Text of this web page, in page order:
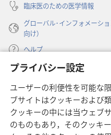
プライバシー設定
ユーザーの利便性を可能な
ブサイトはクッキーおよび
クッキーの中には当ウェブ
のものもあり，そのクッキ
臨床医のための医学情報
グローバル･インフォメーシ
向け）
ヘルプ
寄付
し
い
タ
ブ
で
ものみの塔 オンライン・ラ
（新
し
い
JW Hub ®
（新